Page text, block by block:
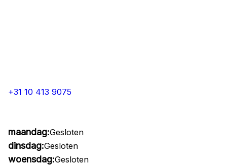
+31 10 413 9075
maandag:Gesloten
dinsdag:Gesloten
woensdag:Gesloten